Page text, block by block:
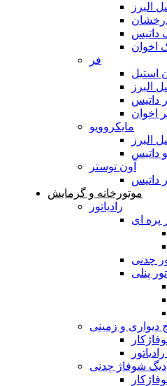
البرز
داتیس
اخوان
فر
استیل
البرز
داتیس
اخوان
مایکروویو
البرز
داتیس
آون توستر
داتیس
موتورخانه و گرمایش
رادیاتور
پره ای
چدنی
پنلی
دیواری و زمینی
دیگ شوفاژ چدنی